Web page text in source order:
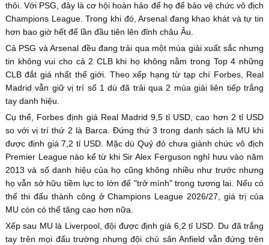
thôi. Với PSG, đây là cơ hội hoàn hảo để họ để bảo vệ chức vô địch
Champions League. Trong khi đó, Arsenal đang khao khát và tự tin
hơn bao giờ hết để lần đầu tiên lên đỉnh châu Âu.
Cả PSG và Arsenal đều đang trải qua một mùa giải xuất sắc nhưng
tin không vui cho cả 2 CLB khi họ không nằm trong Top 4 những
CLB đắt giá nhất thế giới. Theo xếp hạng từ tạp chí Forbes, Real
Madrid vẫn giữ vị trí số 1 dù đã trải qua 2 mùa giải liên tiếp trắng
tay danh hiệu.
Cụ thể, Forbes định giá Real Madrid 9,5 tỉ USD, cao hơn 2 tỉ USD
so với vị trí thứ 2 là Barca. Đứng thứ 3 trong danh sách là MU khi
được định giá 7,2 tỉ USD. Mặc dù Quỷ đỏ chưa giành chức vô địch
Premier League nào kể từ khi Sir Alex Ferguson nghỉ hưu vào năm
2013 và số danh hiệu của họ cũng không nhiều như trước nhưng
họ vẫn sở hữu tiềm lực to lớn để "trở mình" trong tương lai. Nếu có
thể thi đấu thành công ở Champions League 2026/27, giá trị của
MU còn có thể tăng cao hơn nữa.
Xếp sau MU là Liverpool, đội được định giá 6,2 tỉ USD. Du đã trắng
tay trên mọi đấu trường nhưng đội chủ sân Anfield vẫn đứng trên